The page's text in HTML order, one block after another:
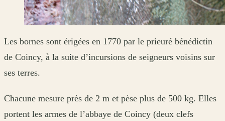
Les bornes sont érigées en 1770 par le prieuré bénédictin
de Coincy, à la suite d’incursions de seigneurs voisins sur
ses terres.
Chacune mesure près de 2 m et pèse plus de 500 kg. Elles
portent les armes de l’abbaye de Coincy (deux clefs